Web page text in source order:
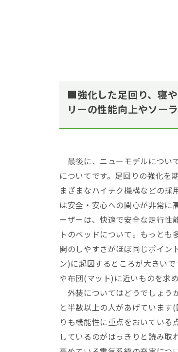
■強化した足回り、寝
リーの性能向上やソー
最後に、ニューモデルについ
についてです。足回りの強化を
まざまなハイテク機構などの採
は安全・安心への関心が非常に
ーザーは、快適で安全な走行性
トのベッドについて。もっと
開のしやすさがほぼ同じポイン
ン)に起因するところが大きい
や布団(マット)に近いものを求
外装についてはどうでしょう
と半数以上の人があげていま
りも機能性に重点をおいてい
しているのがはっきりと読み取